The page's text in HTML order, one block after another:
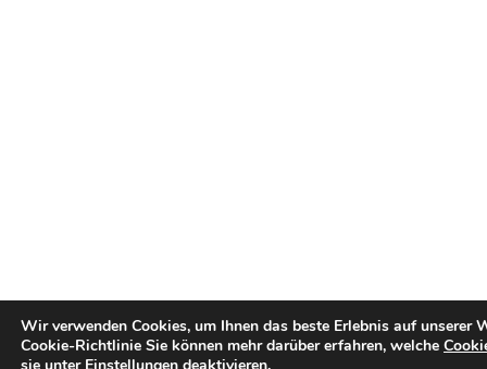
Wir verwenden Cookies, um Ihnen das beste Erlebnis auf unserer
Cookie-Richtlinie Sie können mehr darüber erfahren, welche